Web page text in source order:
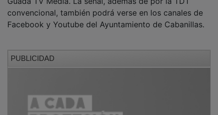
convencional, también podrá verse en los canales de
Facebook y Youtube del Ayuntamiento de Cabanillas.